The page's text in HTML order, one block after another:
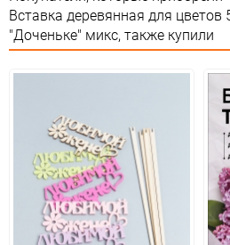
Особые условия
Минимальное количество 1
Количество в коробке
Единица измерения
Вставка деревянная для цветов
"Доченьке" микс, также купили